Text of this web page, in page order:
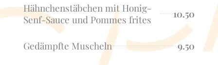
Hähnchenstäbchen mit Honig-
Senf-Sauce und Pommes frites
10.50
Gedämpfte Muscheln 9.50